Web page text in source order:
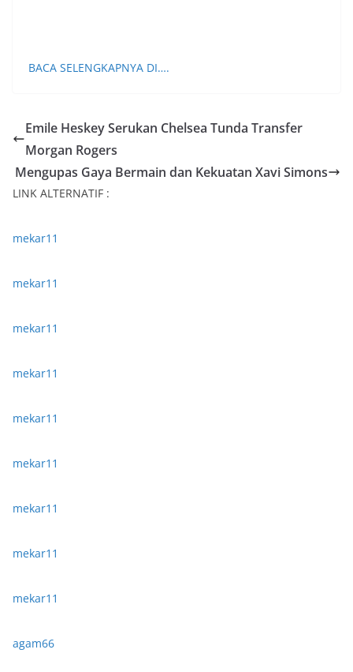
BACA SELENGKAPNYA DI….
Emile Heskey Serukan Chelsea Tunda Transfer
Morgan Rogers
Mengupas Gaya Bermain dan Kekuatan Xavi Simons
LINK ALTERNATIF :
mekar11
mekar11
mekar11
mekar11
mekar11
mekar11
mekar11
mekar11
mekar11
agam66